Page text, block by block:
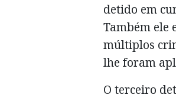
detido em
Também ele
múltiplos
lhe foram
O terceiro